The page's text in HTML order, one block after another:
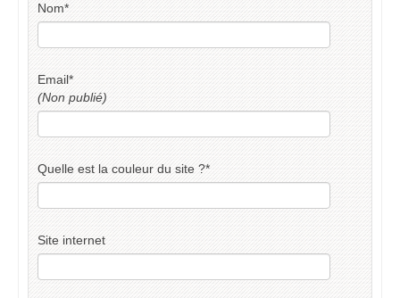
Nom*
Email*
(Non publié)
Quelle est la couleur du site ?*
Site internet